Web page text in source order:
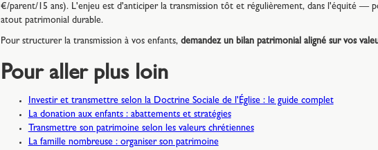
€/parent/15 ans). L'enjeu est d'anticiper la transmission tôt et régulièrement, dans l'équité —
atout patrimonial durable.
Pour structurer la transmission à vos enfants, demandez un bilan patrimonial aligné sur vos
Pour aller plus loin
Investir et transmettre selon la Doctrine Sociale de l'Église : le guide complet
La donation aux enfants : abattements et stratégies
Transmettre son patrimoine selon les valeurs chrétiennes
La famille nombreuse : organiser son patrimoine